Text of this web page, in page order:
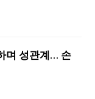
며 성관계… 손